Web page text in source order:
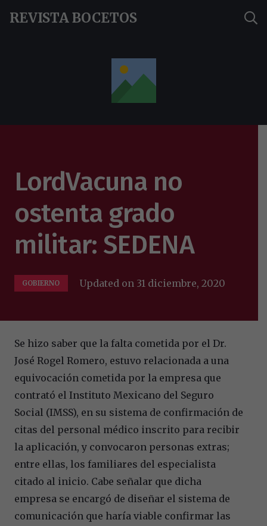
REVISTA BOCETOS
LordVacuna no
ostenta grado
militar: SEDENA
GOBIERNO Updated on 31 diciembre, 2020
Se hizo saber que la falta cometida por el Dr.
José Rogel Romero, estuvo relacionada a una
equivocación cometida por la empresa que
contrató el Instituto Mexicano del Seguro
Social (IMSS), en su sistema de confirmación de
citas del personal médico inscrito para recibir
la aplicación, y convocaron personas extras;
entre ellas, los familiares del especialista
citado al inicio. Cabe señalar que dicha
empresa se encargó de diseñar el sistema de
comunicación que haría viable confirmar las